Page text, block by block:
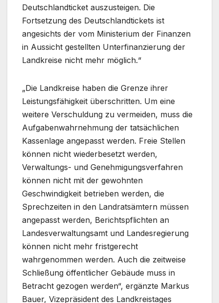
Deutschlandticket auszusteigen. Die
Fortsetzung des Deutschlandtickets ist
angesichts der vom Ministerium der Finanzen
in Aussicht gestellten Unterfinanzierung der
Landkreise nicht mehr möglich.“
„Die Landkreise haben die Grenze ihrer
Leistungsfähigkeit überschritten. Um eine
weitere Verschuldung zu vermeiden, muss die
Aufgabenwahrnehmung der tatsächlichen
Kassenlage angepasst werden. Freie Stellen
können nicht wiederbesetzt werden,
Verwaltungs- und Genehmigungsverfahren
können nicht mit der gewohnten
Geschwindigkeit betrieben werden, die
Sprechzeiten in den Landratsämtern müssen
angepasst werden, Berichtspflichten an
Landesverwaltungsamt und Landesregierung
können nicht mehr fristgerecht
wahrgenommen werden. Auch die zeitweise
Schließung öffentlicher Gebäude muss in
Betracht gezogen werden“, ergänzte Markus
Bauer, Vizepräsident des Landkreistages